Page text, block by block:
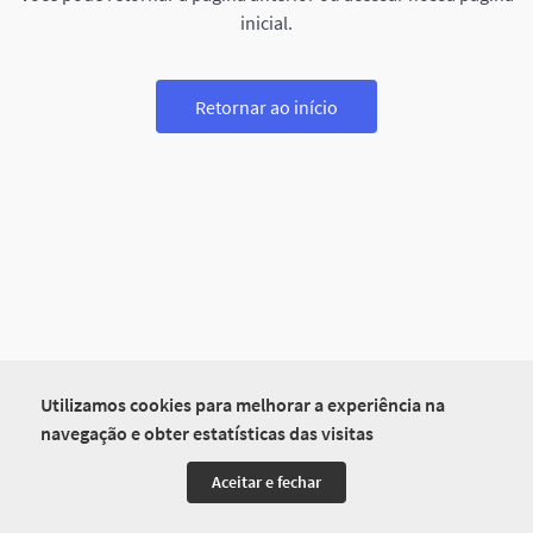
Utilizamos cookies para melhorar a experiência na
navegação e obter estatísticas das visitas
Aceitar e fechar
inicial.
Retornar ao início